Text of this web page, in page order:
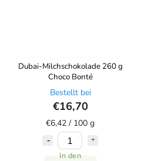
Dubai-Milchschokolade 260 g
Choco Bonté
Bestellt bei
€16,70
€6,42 / 100 g
In den